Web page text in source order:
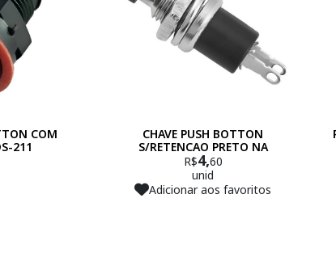
COM
211
CHAVE PUSH BOTTON
S/RETENCAO PRETO NA
R$4,60
unid
Adicionar aos favoritos